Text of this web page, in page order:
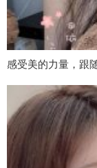
感受美的力量，跟